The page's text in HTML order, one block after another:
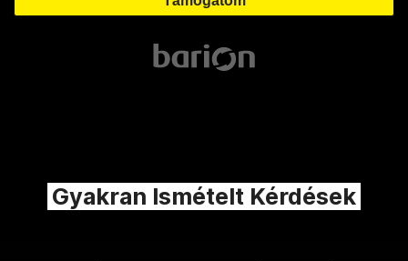
Gyakran Ismételt Kérdések